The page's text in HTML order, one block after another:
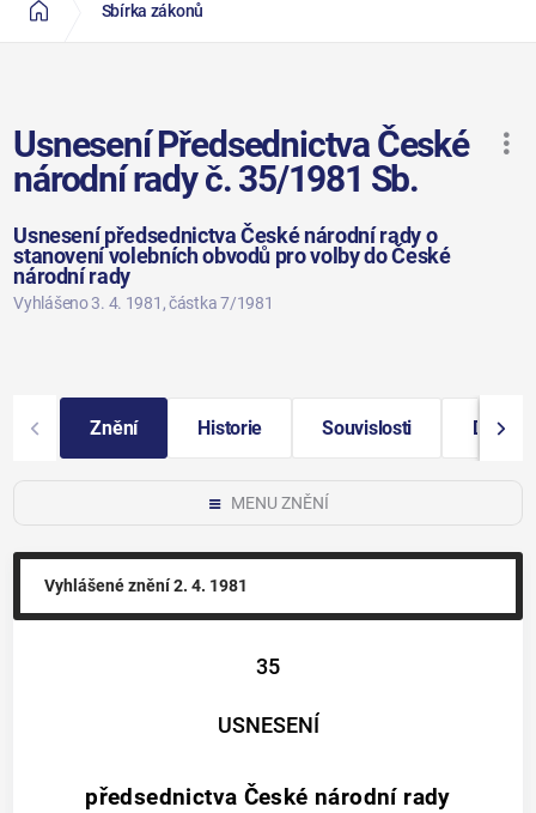
Sbírka zákonů
Usnesení Předsednictva České
národní rady č. 35/1981 Sb.
Usnesení předsednictva České národní rady o
stanovení volebních obvodů pro volby do České
národní rady
Vyhlášeno 3. 4. 1981 , částka 7/1981
Znění Historie Souvislosti Další
MENU ZNĚNÍ
Vyhlášené znění2. 4. 1981
35
USNESENÍ
předsednictva České národní rady